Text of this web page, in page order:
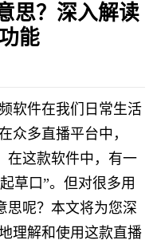
思？深入解读
能
软件在我们日常生活
众多直播平台中，
在这款软件中，有一
草口”。但对很多用
思呢？本文将为您深
理解和使用这款直播